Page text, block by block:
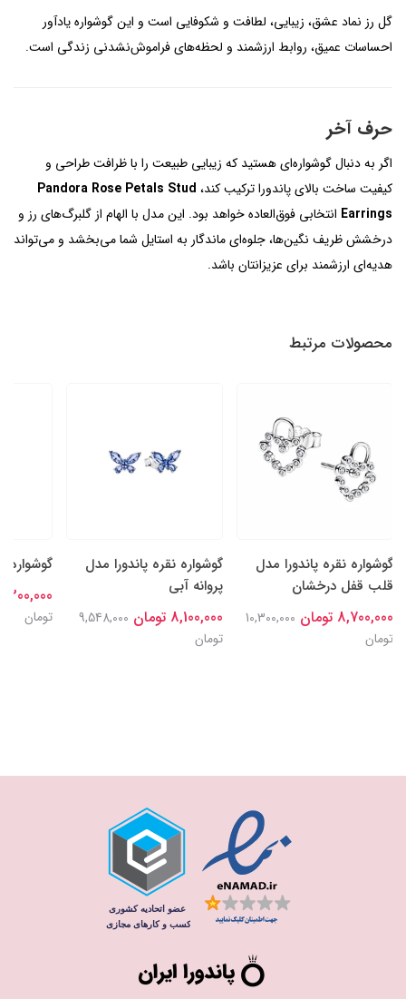
گل رز نماد عشق، زیبایی، لطافت و شکوفایی است و این گوشواره یادآور
احساسات عمیق، روابط ارزشمند و لحظه‌های فراموش‌نشدنی زندگی است.
حرف آخر
اگر به دنبال گوشواره‌ای هستید که زیبایی طبیعت را با ظرافت طراحی و
کیفیت ساخت بالای پاندورا ترکیب کند، Pandora Rose Petals Stud
Earrings انتخابی فوق‌العاده خواهد بود. این مدل با الهام از گلبرگ‌های رز و
درخشش ظریف نگین‌ها، جلوه‌ای ماندگار به استایل شما می‌بخشد و می‌تواند
هدیه‌ای ارزشمند برای عزیزانتان باشد.
محصولات مرتبط
گوشواره نقره پاندورا مدل
قلب قفل درخشان
8,700,000 تومان
10,300,000
تومان
گوشواره نقره پاندورا مدل
پروانه آبی
8,100,000 تومان
9,548,000
تومان
گوشواره
8,300,000
تومان